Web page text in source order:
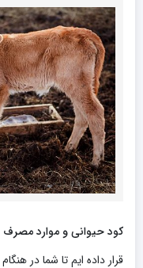
کود حیوانی و موارد مصرف
قرار داده ایم تا شما در هنگام